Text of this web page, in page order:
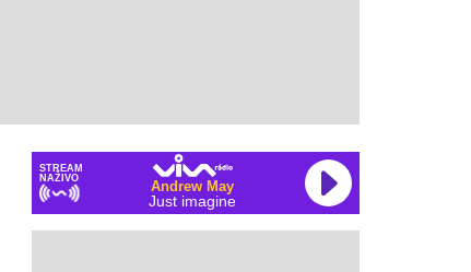
STREAM
NAŽIVO
Andrew May
Just imagine